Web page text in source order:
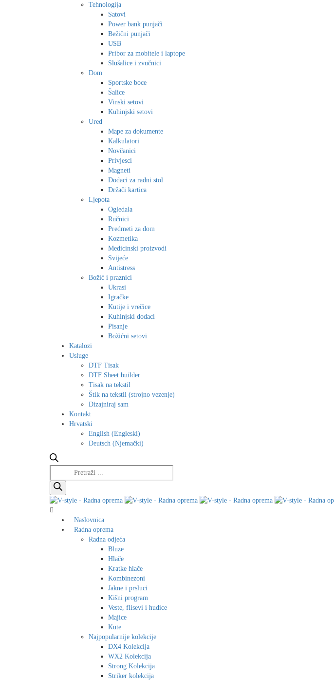
Tehnologija
Satovi
Power bank punjači
Bežični punjači
USB
Pribor za mobitele i laptope
Slušalice i zvučnici
Dom
Sportske boce
Šalice
Vinski setovi
Kuhinjski setovi
Ured
Mape za dokumente
Kalkulatori
Novčanici
Privjesci
Magneti
Dodaci za radni stol
Držači kartica
Ljepota
Ogledala
Ručnici
Predmeti za dom
Kozmetika
Medicinski proizvodi
Svijeće
Antistress
Božić i praznici
Ukrasi
Igračke
Kutije i vrečice
Kuhinjski dodaci
Pisanje
Božićni setovi
Katalozi
Usluge
DTF Tisak
DTF Sheet builder
Tisak na tekstil
Štik na tekstil (strojno vezenje)
Dizajniraj sam
Kontakt
Hrvatski
English (Engleski)
Deutsch (Njemački)
Products
search
Naslovnica
Radna oprema
Radna odjeća
Bluze
Hlače
Kratke hlače
Kombinezoni
Jakne i prsluci
Kišni program
Veste, flisevi i hudice
Majice
Kute
Najpopularnije kolekcije
DX4 Kolekcija
WX2 Kolekcija
Strong Kolekcija
Striker kolekcija